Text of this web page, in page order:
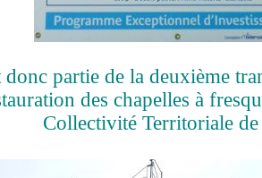
partie de la deuxième
des chapelles à
Collectivité Territoriale de